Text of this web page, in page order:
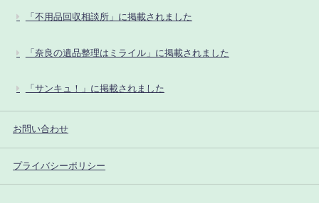
「不用品回収相談所」に掲載されました
「奈良の遺品整理はミライル」に掲載されました
「サンキュ！」に掲載されました
お問い合わせ
プライバシーポリシー